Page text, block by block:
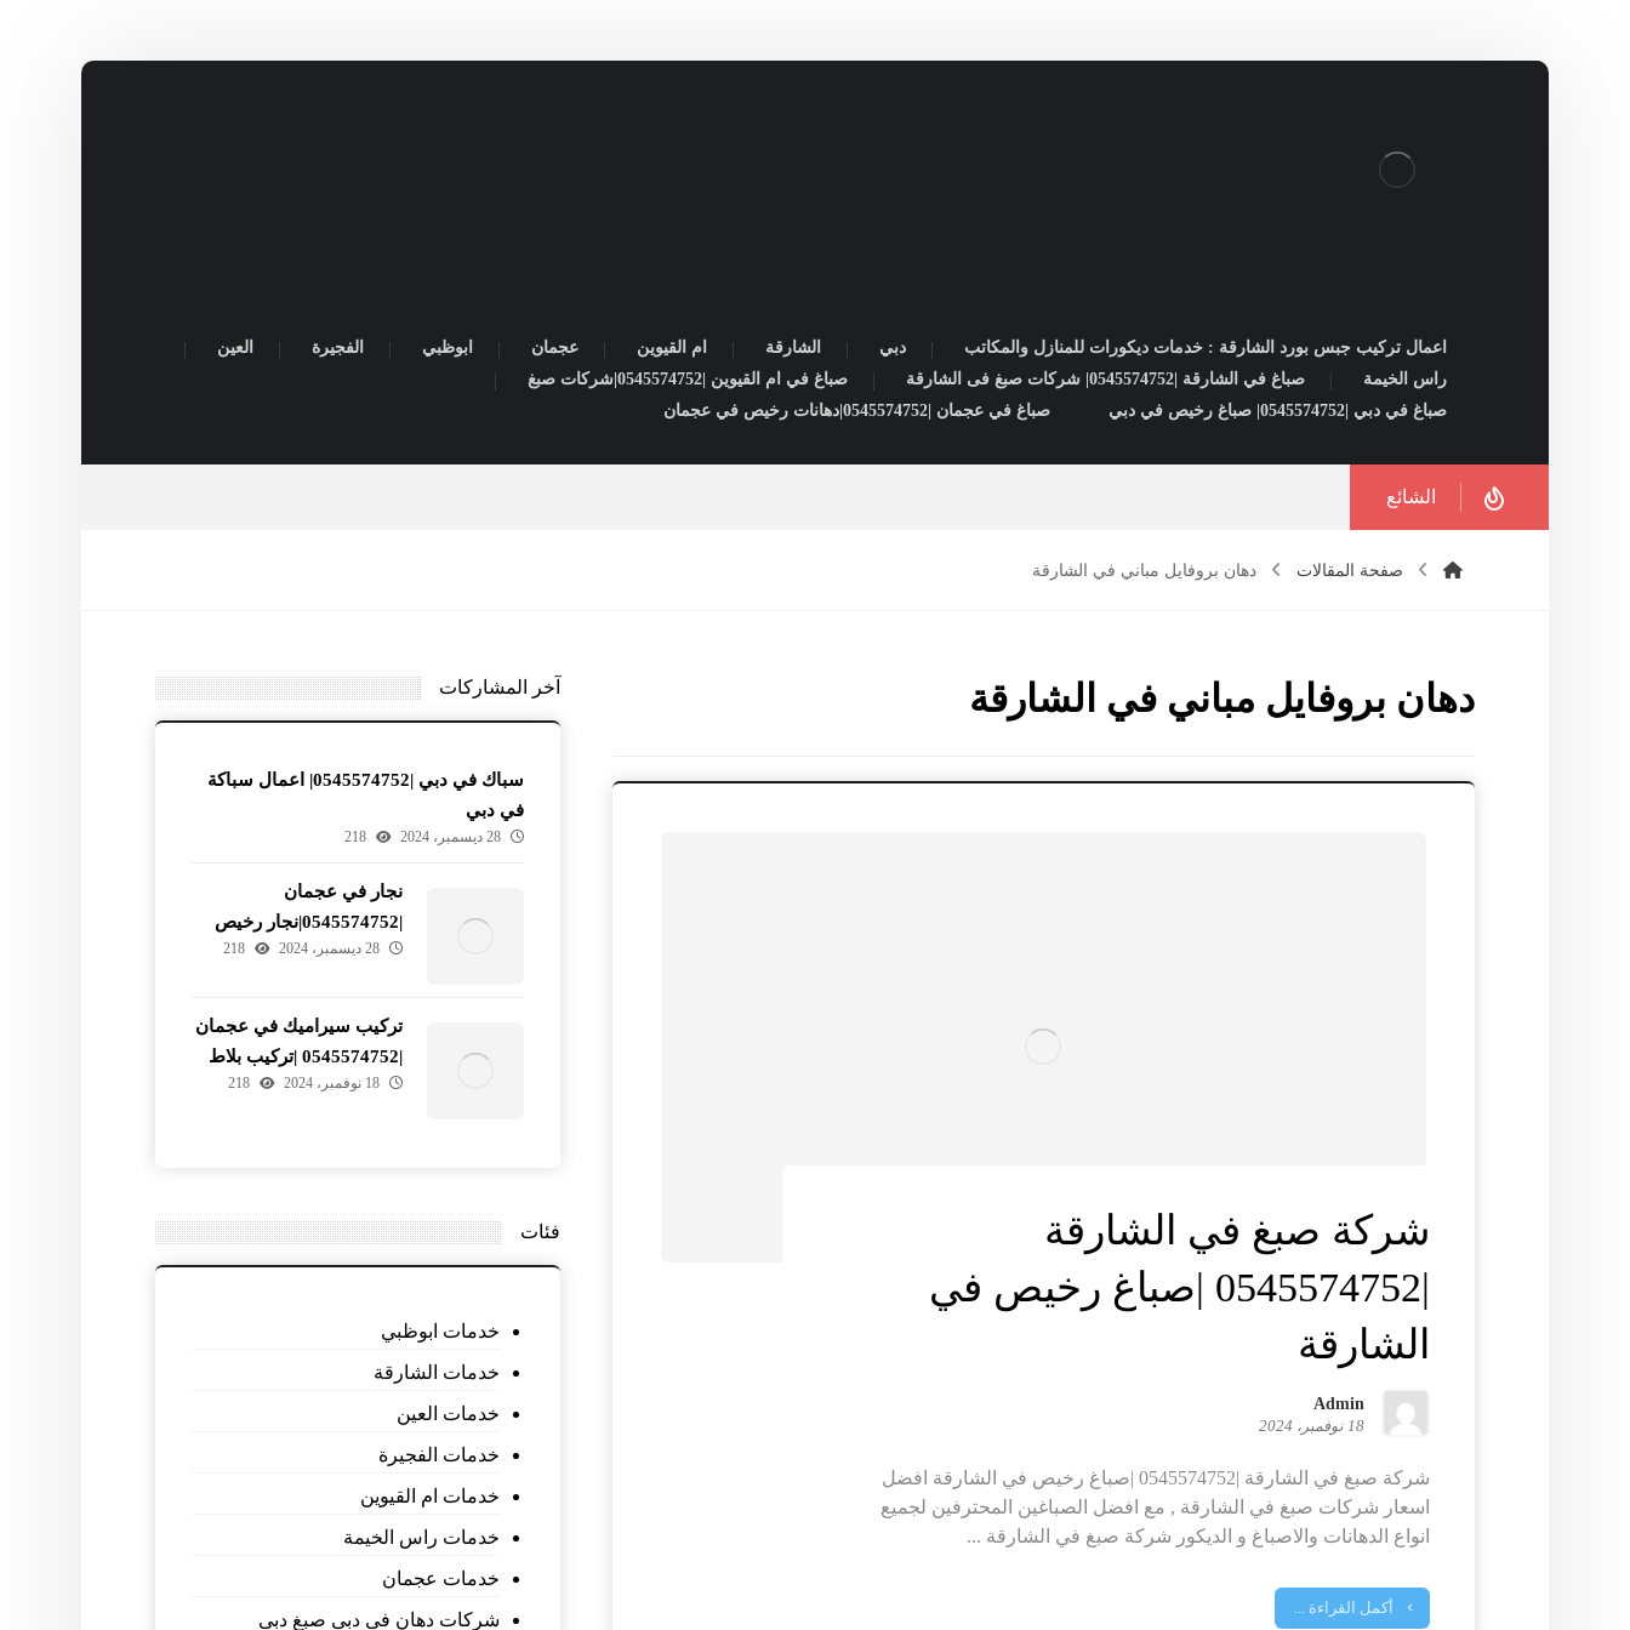
اعمال تركيب جبس بورد الشارقة : خدمات ديكورات للمنازل والمكاتب دبي الشارقة ام القيوين عجمان ابوظبي الفجيرة
العين
راس الخيمة
صباغ في الشارقة |0545574752| شركات صبغ فى الشارقة
صباغ في ام القيوين |0545574752|شركات صبغ
صباغ في دبي |0545574752| صباغ رخيص في دبي
صباغ في عجمان |0545574752|دهانات رخيص في عجمان
الشائع
صفحة المقالات دهان بروفايل مباني في الشارقة
دهان بروفايل مباني في الشارقة
شركة صبغ في الشارقة
|0545574752 |صباغ رخيص في
الشارقة
Admin
18 نوفمبر، 2024
شركة صبغ في الشارقة |0545574752 |صباغ رخيص في الشارقة افضل
اسعار شركات صبغ في الشارقة , مع افضل الصباغين المحترفين لجميع
انواع الدهانات والاصباغ و الديكور شركة صبغ في الشارقة ...
أكمل القراءة ...
آخر المشاركات
سباك في دبي |0545574752| اعمال سباكة
في دبي
28 ديسمبر، 2024 218
نجار في عجمان
|0545574752|نجار رخيص
في عجمان
28 ديسمبر، 2024 218
تركيب سيراميك في عجمان
|0545574752 |تركيب بلاط
18 نوفمبر، 2024 218
فئات
خدمات ابوظبي
خدمات الشارقة
خدمات العين
خدمات الفجيرة
خدمات ام القيوين
خدمات راس الخيمة
خدمات عجمان
شركات دهان فى دبى صبغ دبى